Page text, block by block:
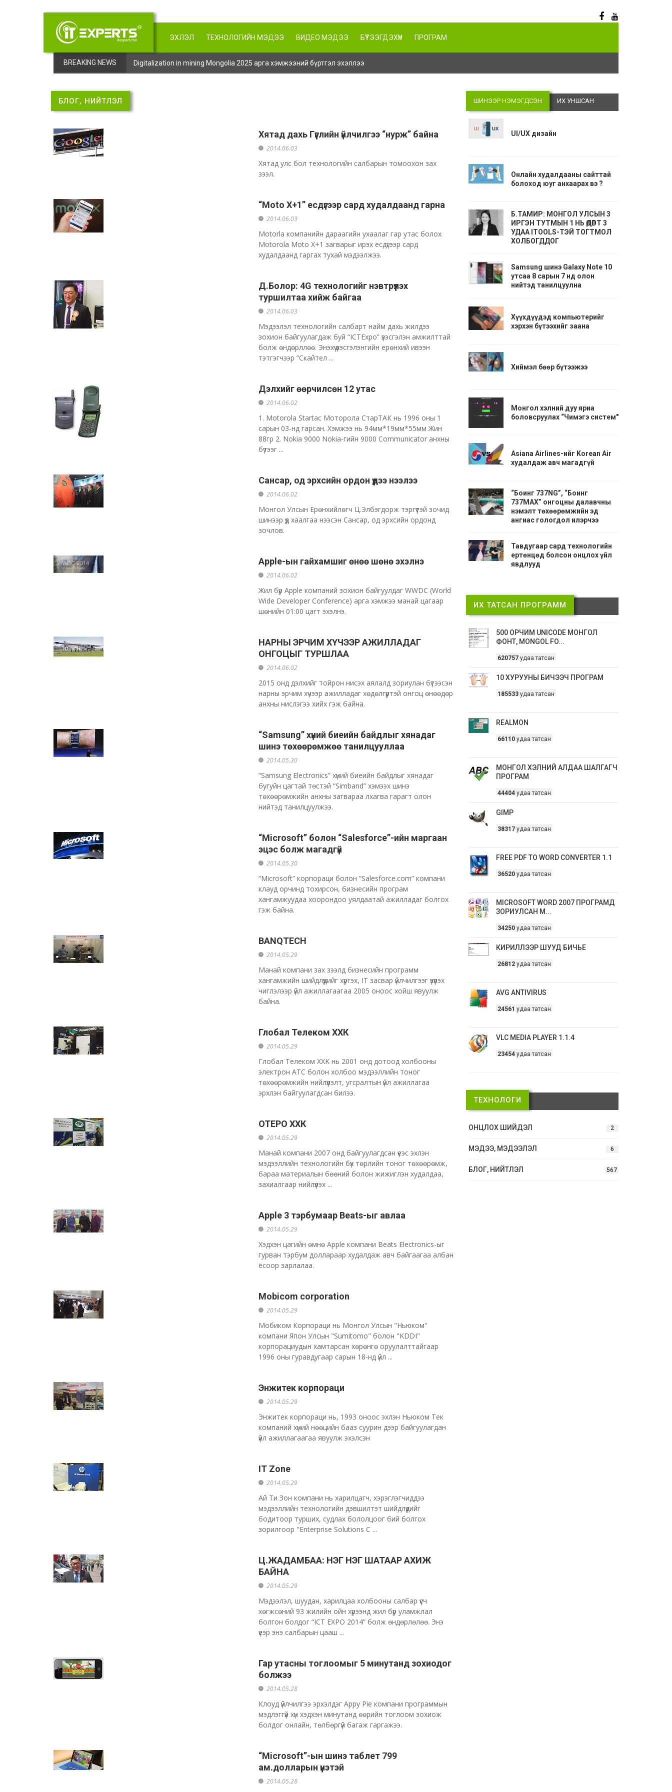
ЭХЛЭЛ ТЕХНОЛОГИЙН МЭДЭЭ ВИДЕО МЭДЭЭ БҮТЭЭГДЭХҮҮН ПРОГРАМ
BREAKING NEWS Digitalization in mining Mongolia 2025 арга хэмжээний бүртгэл эхэллээ
БЛОГ, НИЙТЛЭЛ
Хятад дахь Гүүглийн үйлчилгээ “нурж” байна
2014.06.03
Хятад улс бол технологийн салбарын томоохон зах
зээл.
“Moto X+1” есдүгээр сард худалдаанд гарна
2014.06.03
Motorla компанийн дараагийн ухаалаг гар утас болох
Motorola Moto X+1 загварыг ирэх есдүгээр сард
худалдаанд гаргах тухай мэдээлжээ.
Д.Болор: 4G технологийг нэвтрүүлэх
туршилтаа хийж байгаа
2014.06.03
Мэдээлэл технологийн салбарт найм дахь жилдээ
зохион байгуулагдаж буй “ICTExpo” үзэсгэлэн амжилттай
болж өндөрллөө. Энэхүү үзэсгэлэнгийн ерөнхий ивээн
тэтгэгчээр “Скайтел ...
Дэлхийг өөрчилсөн 12 утас
2014.06.02
1. Motorola Startac Моторола СтарТАК нь 1996 оны 1
сарын 03-нд гарсан. Хэмжээ нь 94мм*19мм*55мм Жин
88гр 2. Nokia 9000 Nokia-гийн 9000 Communicator анхны
бүтээг ...
Сансар, од эрхсийн ордон үүдээ нээлээ
2014.06.02
Монгол Улсын Ерөнхийлөгч Ц.Элбэгдорж тэргүүтэй зочид
шинээр үүд хаалгаа нээсэн Сансар, од эрхсийн ордонд
зочлов.
Apple-ын гайхамшиг өнөө шөнө эхэлнэ
2014.06.02
Жил бүр Apple компаний зохион байгуулдаг WWDC (World
Wide Developer Conference) арга хэмжээ манай цагаар
шөнийн 01:00 цагт эхэлнэ.
НАРНЫ ЭРЧИМ ХҮЧЭЭР АЖИЛЛАДАГ
ОНГОЦЫГ ТУРШЛАА
2014.06.02
2015 онд дэлхийг тойрон нисэх аялалд зориулан бүтээсэн
нарны эрчим хүчээр ажилладаг хөдөлгүүртэй онгоц өнөөдөр
анхны нислэгээ хийх гэж байна.
“Samsung” хүний биеийн байдлыг хянадаг
шинэ төхөөрөмжөө танилцууллаа
2014.05.30
“Samsung Electronics” хүний биеийн байдлыг хянадаг
бугуйн цагтай төстэй “Simband” хэмээх шинэ
төхөөрөмжийн анхны загвараа лхагва гарагт олон
нийтэд танилцуулжээ.
“Microsoft” болон “Salesforce”-ийн маргаан
эцэс болж магадгүй
2014.05.30
“Microsoft” корпораци болон “Salesforce.com” компани
клауд орчинд тохирсон, бизнесийн програм
хангамжуудаа хоорондоо уялдаатай ажилладаг болгох
гэж байна.
BANQTECH
2014.05.29
Манай компани зах зээлд бизнесийн программ
хангамжийн шийдлүүдийг хүргэх, IT засвар үйлчилгээг үзүүлэх
чиглэлээр үйл ажиллагаагаа 2005 оноос хойш явуулж
байна.
Глобал Телеком ХХК
2014.05.29
Глобал Телеком XXK нь 2001 онд дотоод холбооны
электрон АТС болон холбоо мэдээллийн тоног
төхөөрөмжийн нийлүүлэлт, угсралтын үйл ажиллагаа
эрхлэн байгуулагдсан билээ.
ОТЕРО ХХК
2014.05.29
Манай компани 2007 онд байгуулагдсан үеэс эхлэн
мэдээллийн технологийн бүх төрлийн тоног төхөөрөмж,
бараа материалын бөөний болон жижиглэн худалдаа,
захиалгаар нийлүүлэх ...
Apple 3 тэрбумаар Beats-ыг авлаа
2014.05.29
Хэдхэн цагийн өмнө Apple компани Beats Electronics-ыг
гурван тэрбум доллараар худалдаж авч байгаагаа албан
ёсоор зарлалаа.
Mobicom corporation
2014.05.29
Мобиком Корпораци нь Монгол Улсын "Ньюком"
компани Япон Улсын "Sumitomo" болон "KDDI"
корпорациудын хамтарсан хөрөнгө оруулалттайгаар
1996 оны гуравдугаар сарын 18-нд үйл ...
Энжитек корпораци
2014.05.29
Энжитек корпораци нь, 1993 оноос эхлэн Ньюком Тек
компаний хүний нөөцийн бааз суурин дээр байгуулагдан
үйл ажиллагаагаа явуулж эхэлсэн
IT Zone
2014.05.29
Ай Ти Зон компани нь харилцагч, хэрэглэгчиддээ
мэдээллийн технологийн дэвшилтэт шийдлүүдийг
бодитоор турших, судлах бололцоог бий болгох
зорилгоор "Enterprise Solutions C ...
Ц.ЖАДАМБАА: НЭГ НЭГ ШАТААР АХИЖ
БАЙНА
2014.05.29
Мэдээлэл, шуудан, харилцаа холбооны салбар үүсч
хөгжсөний 93 жилийн ойн хүрээнд жил бүр уламжлал
болгон болдог “ICT EXPO 2014” болж өндөрлөлөө. Энэ
үеэр энэ салбарын цааш ...
Гар утасны тоглоомыг 5 минутанд зохиодог
болжээ
2014.05.28
Клоуд үйлчилгээ эрхэлдэг Appy Pie компани программын
мэдлэггүй хүн хэдхэн минутанд өөрийн тоглоом зохиож
болдог онлайн, төлбөргүй багаж гаргажээ.
“Microsoft”-ын шинэ таблет 799
ам.долларын үнэтэй
2014.05.28
ШИНЭЭР НЭМЭГДСЭН ИХ УНШСАН
UI/UX дизайн
Онлайн худалдааны сайттай
болоход юуг анхаарах вэ ?
Б.ТАМИР: МОНГОЛ УЛСЫН 3
ИРГЭН ТУТМЫН 1 НЬ ӨДӨРТ 3
УДАА ITOOLS-ТЭЙ ТОГТМОЛ
ХОЛБОГДДОГ
Samsung шинэ Galaxy Note 10
утсаа 8 сарын 7 нд олон
нийтэд танилцуулна
Хүүхдүүдэд компьютерийг
хэрхэн бүтээхийг заана
Хиймэл бөөр бүтээжээ
Монгол хэлний дуу яриа
боловсруулах “Чимэгэ систем"
Asiana Airlines-ийг Korean Air
худалдаж авч магадгүй
“Боинг 737NG”, “Боинг
737МАX” онгоцны далавчны
нэмэлт төхөөрөмжийн эд
ангиас гологдол илэрчээ
Тавдугаар сард технологийн
ертөнцөд болсон онцлох үйл
явдлууд
ИХ ТАТСАН ПРОГРАММ
500 ОРЧИМ UNICODE МОНГОЛ
ФОНТ, MONGOL FO...
620757 удаа татсан
10 ХУРУУНЫ БИЧЭЭЧ ПРОГРАМ
185533 удаа татсан
REALMON
66110 удаа татсан
МОНГОЛ ХЭЛНИЙ АЛДАА ШАЛГАГЧ
ПРОГРАМ
44404 удаа татсан
GIMP
38317 удаа татсан
FREE PDF TO WORD CONVERTER 1.1
36520 удаа татсан
MICROSOFT WORD 2007 ПРОГРАМД
ЗОРИУЛСАН М...
34250 удаа татсан
КИРИЛЛЭЭР ШУУД БИЧЬЕ
26812 удаа татсан
AVG ANTIVIRUS
24561 удаа татсан
VLC MEDIA PLAYER 1.1.4
23454 удаа татсан
ТЕХНОЛОГИ
ОНЦЛОХ ШИЙДЭЛ 2
МЭДЭЭ, МЭДЭЭЛЭЛ 6
БЛОГ, НИЙТЛЭЛ 567